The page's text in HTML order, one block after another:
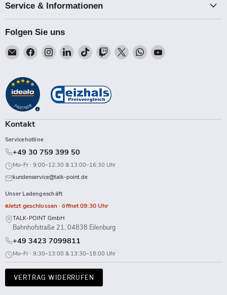
Service & Informationen
Folgen Sie uns
Email
Talk-
Finden
Sie
auf
Facebook
Finden
Sie
auf
Instagram
Finden
Sie
auf
LinkedIn
Finden
Sie
auf
TikTok
Finden
Sie
Twitch
Finden
Sie
Finden
Sie
Finden
Kontakt
Servicehotline
+49 30 759 399 50
Mo–Fr · 9:00–12:30 & 13:00–16:30 Uhr
kundenservice@talk-point.de
Unser Ladengeschäft
Jetzt geschlossen · öffnet 09:30 Uhr
TALK-POINT GmbH
Bahnhofstraße 21, 04838 Eilenburg
+49 3423 7099811
Mo–Fr · 9:30–13:00 & 13:30–18:00 Uhr
VERTRAG WIDERRUFEN